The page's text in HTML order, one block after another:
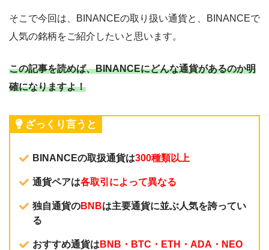
そこで今回は、BINANCEの取り扱い通貨と、BINANCEで
人気の銘柄をご紹介したいと思います。
この記事を読めば、BINANCEにどんな通貨があるのか明
確になりますよ！
ざっくり言うと
BINANCEの取扱通貨は300種類以上
通貨ペアは各取引によって異なる
独自通貨のBNBは主要通貨に並ぶ人気を誇ってい
る
おすすめ通貨は BNB・BTC・ETH・ADA・NEO